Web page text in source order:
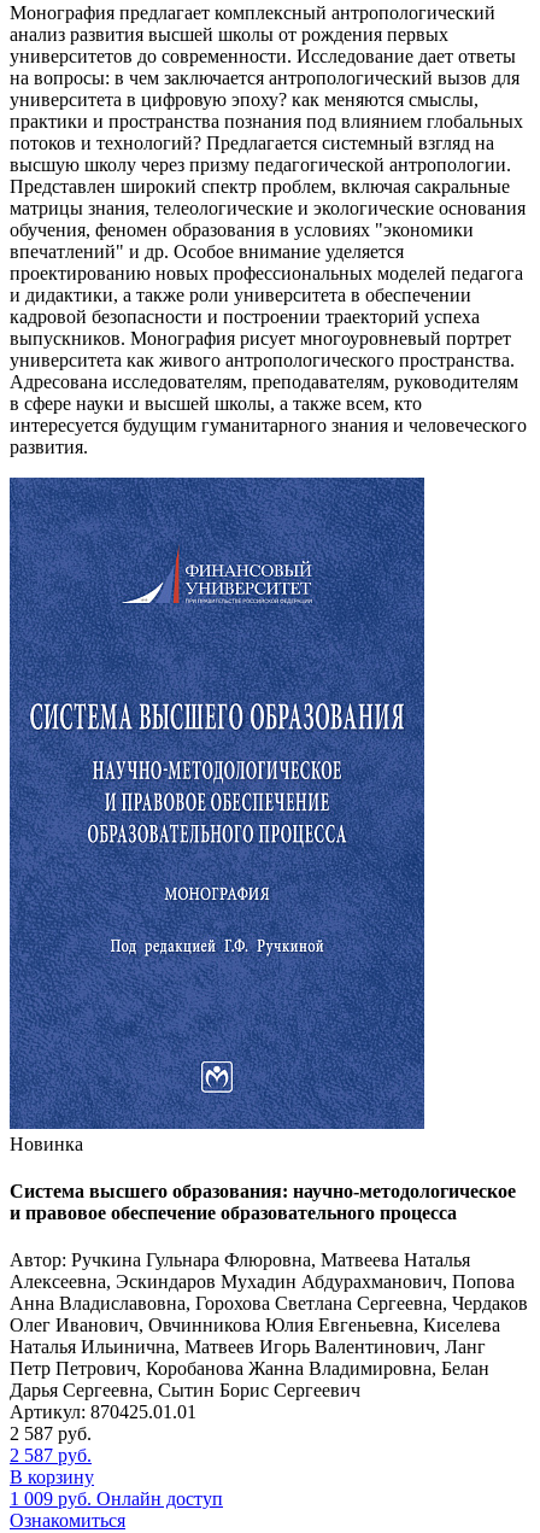
Монография предлагает комплексный антропологический
анализ развития высшей школы от рождения первых
университетов до современности. Исследование дает ответы
на вопросы: в чем заключается антропологический вызов для
университета в цифровую эпоху? как меняются смыслы,
практики и пространства познания под влиянием глобальных
потоков и технологий? Предлагается системный взгляд на
высшую школу через призму педагогической антропологии.
Представлен широкий спектр проблем, включая сакральные
матрицы знания, телеологические и экологические основания
обучения, феномен образования в условиях "экономики
впечатлений" и др. Особое внимание уделяется
проектированию новых профессиональных моделей педагога
и дидактики, а также роли университета в обеспечении
кадровой безопасности и построении траекторий успеха
выпускников. Монография рисует многоуровневый портрет
университета как живого антропологического пространства.
Адресована исследователям, преподавателям, руководителям
в сфере науки и высшей школы, а также всем, кто
интересуется будущим гуманитарного знания и человеческого
развития.
Новинка
Система высшего образования: научно-методологическое
и правовое обеспечение образовательного процесса
Автор: Ручкина Гульнара Флюровна, Матвеева Наталья
Алексеевна, Эскиндаров Мухадин Абдурахманович, Попова
Анна Владиславовна, Горохова Светлана Сергеевна, Чердаков
Олег Иванович, Овчинникова Юлия Евгеньевна, Киселева
Наталья Ильинична, Матвеев Игорь Валентинович, Ланг
Петр Петрович, Коробанова Жанна Владимировна, Белан
Дарья Сергеевна, Сытин Борис Сергеевич
Артикул: 870425.01.01
2 587 руб.
2 587 руб.
В корзину
1 009 руб. Онлайн доступ
Ознакомиться